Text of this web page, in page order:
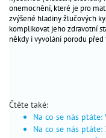
blog
máma4
babské
v
mateřství
onemocnění, které je pro
zvýšené hladiny žlučových
komplikovat jeho zdravotní
někdy i vyvolání porodu před
Čtěte také:
Na co se nás
Na co se nás